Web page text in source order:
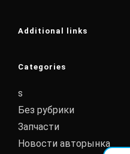
Additional links
Categories
s
Без рубрики
Запчасти
Новости авторынка